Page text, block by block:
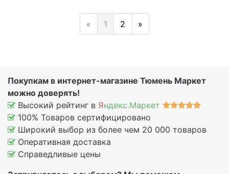
« 1 2 »
Покупкам в интернет-магазине Тюмень Маркет
можно доверять!
Высокий рейтинг в Яндекс.Маркет
100% Товаров сертифицировано
Широкий выбор из более чем 20 000 товаров
Оперативная доставка
Справедливые цены